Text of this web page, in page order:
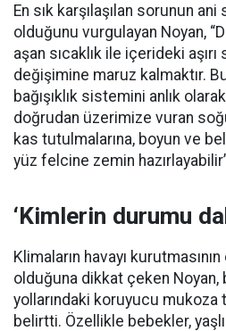
En sık karşılaşılan sorunun ani
olduğunu vurgulayan Noyan,
aşan sıcaklık ile içerideki aşırı
değişimine maruz kalmaktır.
bağışıklık sistemini anlık
doğrudan üzerimize vuran
kas tutulmalarına, boyun ve bel
yüz felcine zemin
‘Kimlerin durumu
Klimaların havayı
olduğuna dikkat çeken
yollarındaki koruyucu mukoza
belirtti. Özellikle bebekler,